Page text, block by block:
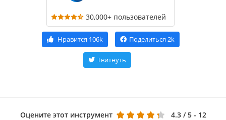
30,000+ пользователей
Нравится 106k Поделиться 2k
Твитнуть
Оцените этот инструмент 4.3 / 5 - 12